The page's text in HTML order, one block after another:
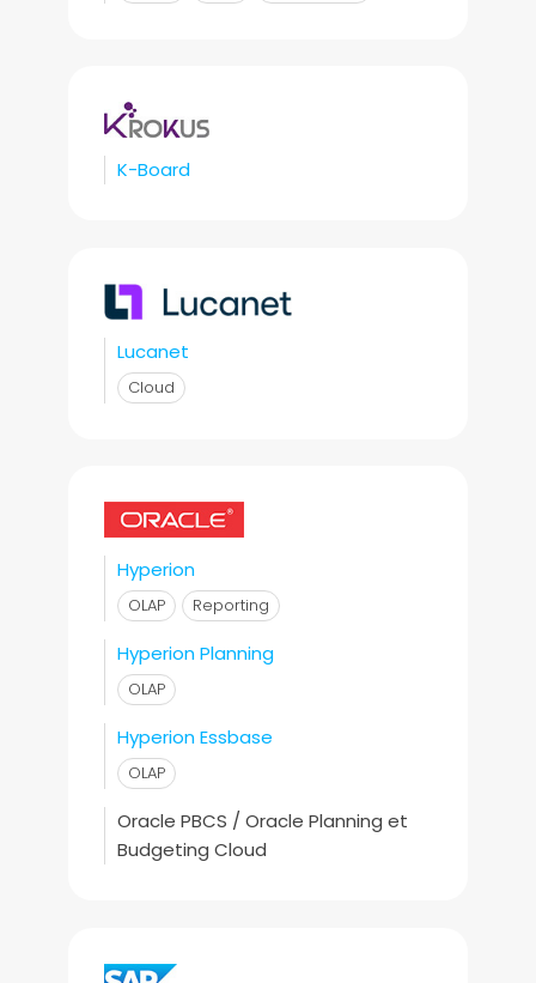
K-Board
Lucanet
Cloud
Hyperion
OLAP Reporting
Hyperion Planning
OLAP
Hyperion Essbase
OLAP
Oracle PBCS / Oracle Planning et
Budgeting Cloud